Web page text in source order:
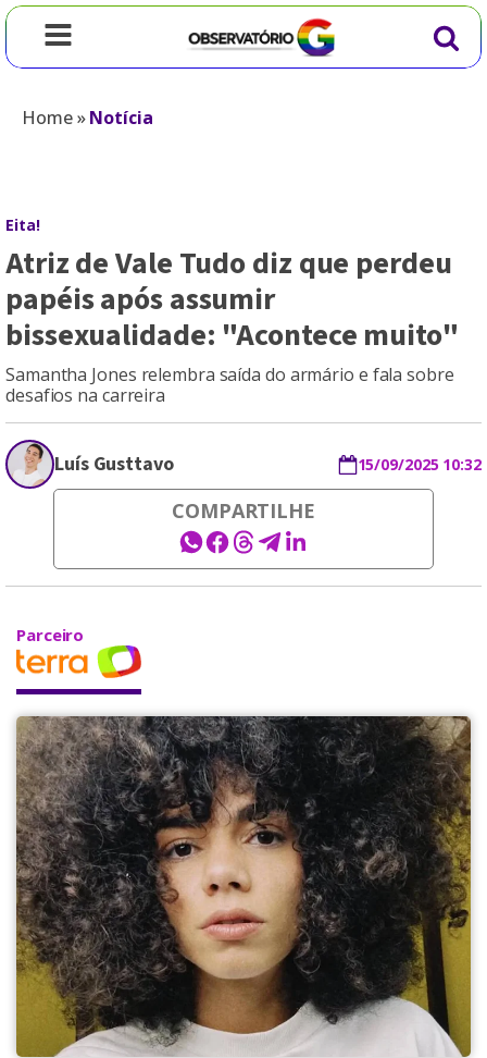
Home»Notícia
Eita!
Atriz de Vale Tudo diz que perdeu
papéis após assumir
bissexualidade: "Acontece muito"
Samantha Jones relembra saída do armário e fala sobre
desafios na carreira
Luís Gusttavo 15/09/2025 10:32
COMPARTILHE
Parceiro